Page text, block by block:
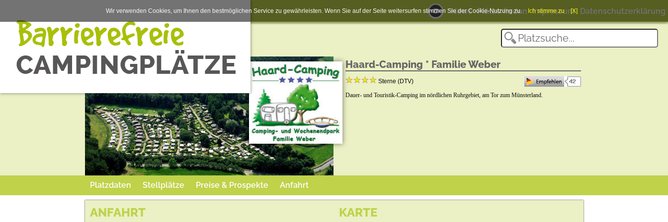
News Plätze finden Impressum Datenschutzerklärung
Haard-Camping * Familie Weber
Sterne (DTV)
Dauer- und Touristik-Camping im nördlichen Ruhrgebiet, am Tor zum Münsterland.
Platzdaten Stellplätze Preise & Prospekte Anfahrt
ANFAHRT KARTE
Wir verwenden Cookies, um Ihnen den bestmöglichen Service zu gewährleisten. Wenn Sie auf der Seite weitersurfen stimmen Sie der Cookie-Nutzung zu. Ich stimme zu [X]